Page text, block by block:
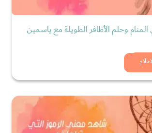
وحلم الأظافر الطويلة مع ياسمين